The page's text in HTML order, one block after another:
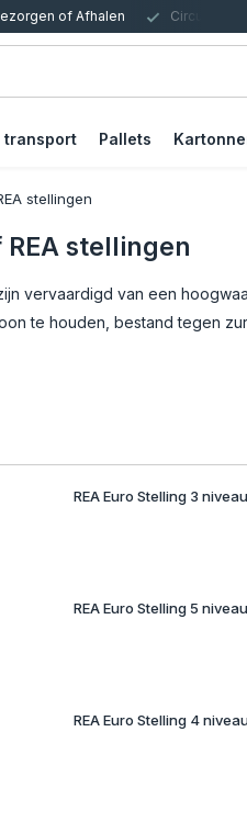
(gebruikt en nieuw)
transport Pallets
stellingen
stellingen
vervaardigd van een
te houden, bestand tegen
REA Euro Stelling 3
REA Euro Stelling 5
REA Euro Stelling 4